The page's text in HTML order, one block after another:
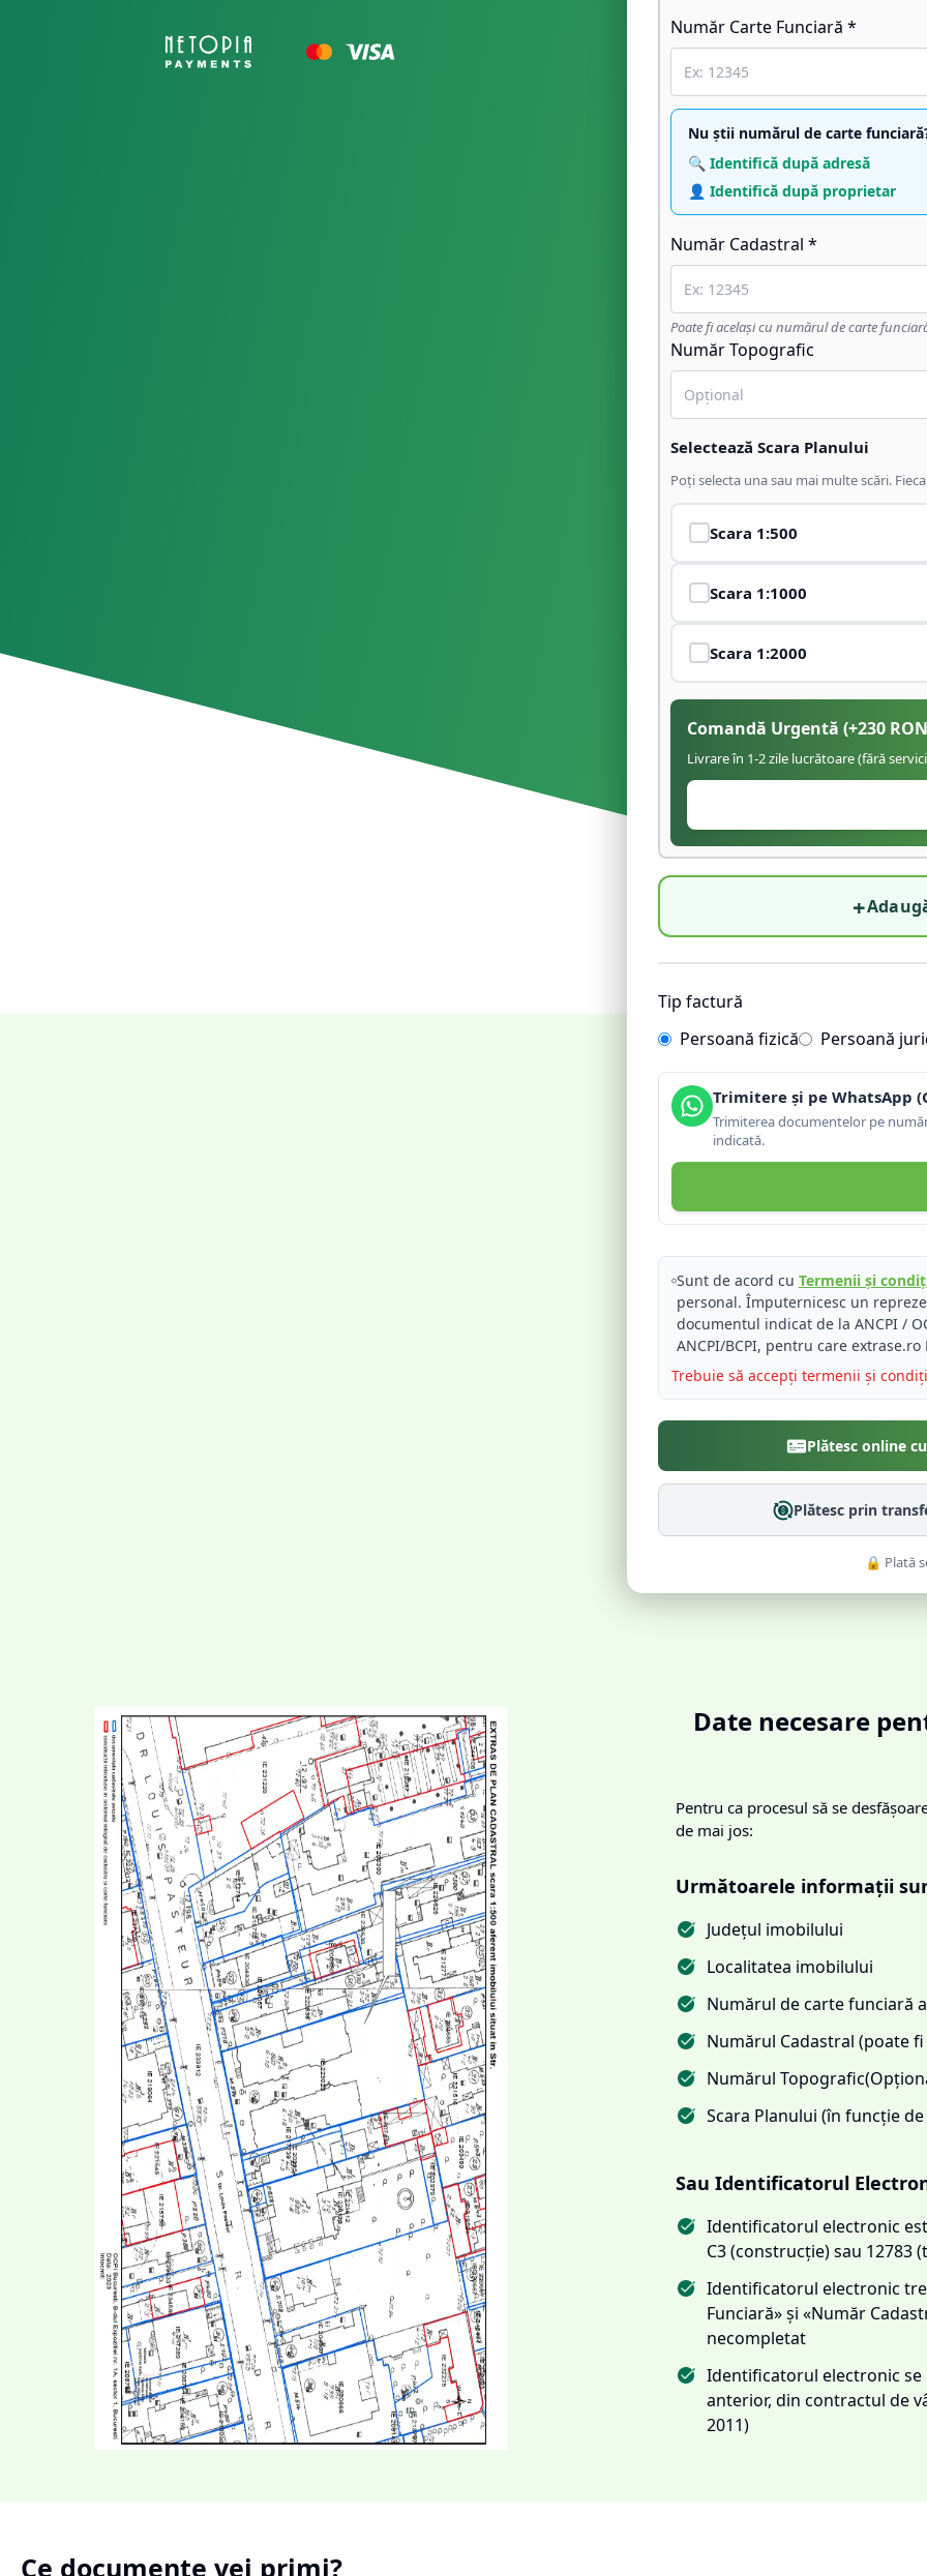
Număr Carte Funciară *
Nu știi numărul de carte
🔍 Identifică după adresă
👤 Identifică după proprietar
Număr Cadastral *
Poate fi același cu numărul de carte
Număr Topografic
Selectează Scara Planului
Poți selecta una sau mai multe scări.
Scara 1:500
Scara 1:1000
Scara 1:2000
Comandă Urgentă (+230
Livrare în 1-2 zile lucrătoare (fără
+
Tip factură
Persoană fizică
Persoană
Trimitere și pe WhatsApp
Trimiterea documentelor pe
indicată.
Sunt de acord cu Termenii și
personal. Împuternicesc un
documentul indicat de la ANCPI /
ANCPI/BCPI, pentru care
Trebuie să accepți termenii și
Plătesc online
Plătesc prin
🔒 Plată
Date necesare
Pentru ca procesul să se
de mai jos:
Următoarele informații
Județul imobilului
Localitatea imobilului
Numărul de carte funciară
Numărul Cadastral (poate
Numărul
Scara Planului (în funcție
Sau Identificatorul
Identificatorul electronic
C3 (construcție) sau 12783
Identificatorul electronic
Funciară» și «Număr
necompletat
Identificatorul electronic
anterior, din contractul de
2011)
Ce documente vei primi?